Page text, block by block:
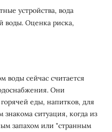
устройства, вода
воды. Оценка риска,
воды сейчас считается
Они
еды, напитков, для
ситуация, когда из
запахом или "странным